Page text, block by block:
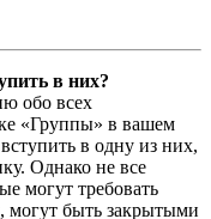
в них?
обо всех
«Группы» в вашем
в одну из них,
Однако не все
могут требовать
могут быть закрытыми